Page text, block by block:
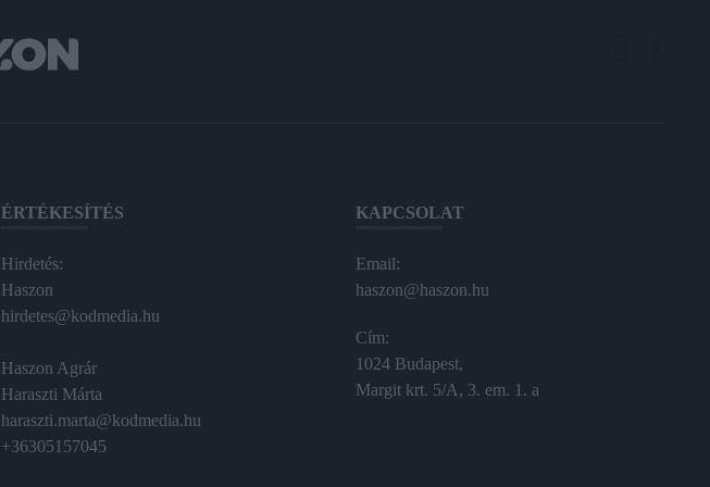
ÉRTÉKESÍTÉS
Hirdetés:
Haszon
hirdetes@kodmedia.hu
Haszon Agrár
Haraszti Márta
haraszti.marta@kodmedia.hu
+36305157045
KAPCSOLAT
Email:
haszon@haszon.hu
Cím:
1024 Budapest,
Margit krt. 5/A, 3. em. 1. a